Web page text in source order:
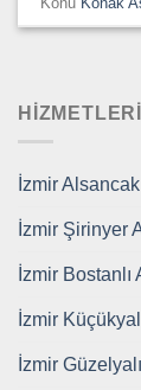
İzmir
İzmir Şirinyer
İzmir Bostanlı
İzmir
İzmir